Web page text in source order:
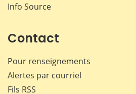
Info Source
Contact
Pour renseignements
Alertes par courriel
Fils RSS